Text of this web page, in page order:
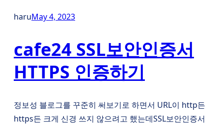
haruMay 4, 2023
cafe24 SSL보안인증서
HTTPS 인증하기
정보성 블로그를 꾸준히 써보기로 하면서 URL이 http든
https든 크게 신경 쓰지 않으려고 했는데SSL보안인증서